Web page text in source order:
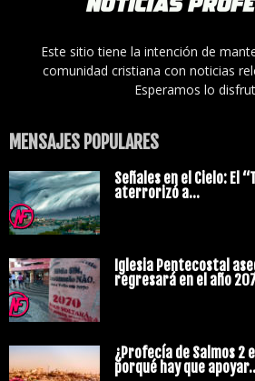
Este sitio tiene la intención de
comunidad cristiana con noticias
Esperamos lo
MENSAJES POPULARES
Señales en el Cielo: El
aterrorizó a...
Iglesia Pentecostal
regresará en el año
¿Profecía de Salmos 2
porqué hay que